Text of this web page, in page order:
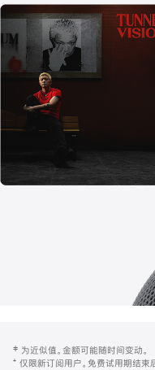
口
中
打
开)
页
注
‡ 为近似值。金额可能随时间变动。
⁺ 仅限新订阅用户。免费试用期结